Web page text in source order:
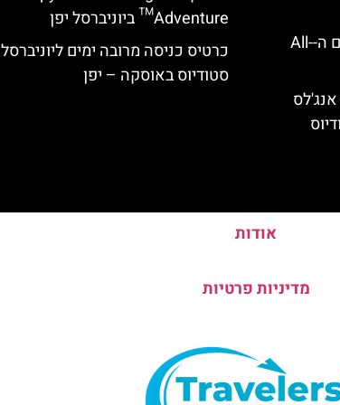
לוס אנג'לס: חווית יוניברסל עם ה-All-
אנג'לס
Adventure™ ביוניברסל יפן
כרטיס כניסה מרובה ימים ליוניברסל
סטודיוס באוסקה – יפן
אודות
מדיניות פרטיות